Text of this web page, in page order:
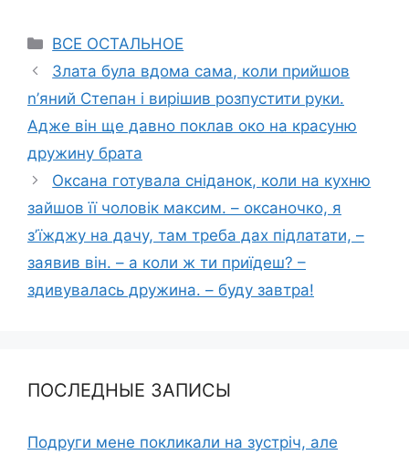
Categories
ВСЕ ОСТАЛЬНОЕ
Злата була вдома сама, коли прийшов
n’яний Степан і вирішив розпустити руки.
Адже він ще давно поклав око на красуню
дружину брата
Оксана готувала сніданок, коли на кухню
зайшов її чоловік максим. – оксаночко, я
зʼїжджу на дачу, там треба дах підлатати, –
заявив він. – а коли ж ти приїдеш? –
здивувалась дружина. – буду завтра!
ПОСЛЕДНЫЕ ЗАПИСЫ
Подруги мене покликали на зустріч, але